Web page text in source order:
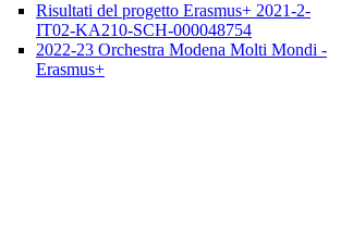
Risultati del progetto Erasmus+ 2021-2-
IT02-KA210-SCH-000048754
2022-23 Orchestra Modena Molti Mondi -
Erasmus+